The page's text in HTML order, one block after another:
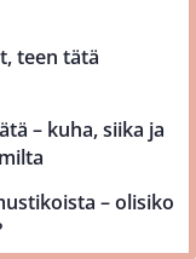
teen tätä
– kuha, siika ja
– olisiko